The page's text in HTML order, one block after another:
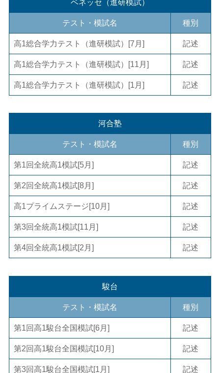
テスト・模試名 種別
高1総合学力テスト（進研模試）[7月] 記述
高1総合学力テスト（進研模試）[11月] 記述
高1総合学力テスト（進研模試）[1月] 記述
河合塾
テスト・模試名 種別
第1回全統高1模試[5月] 記述
第2回全統高1模試[8月] 記述
高1プライムステージ[10月] 記述
第3回全統高1模試[11月] 記述
第4回全統高1模試[2月] 記述
駿台
テスト・模試名 種別
第1回高1駿台全国模試[6月] 記述
第2回高1駿台全国模試[10月] 記述
第3回高1駿台全国模試[1月] 記述